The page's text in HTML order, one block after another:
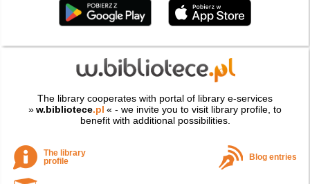
The library cooperates with portal of library e-services
»w.bibliotece.pl « - we invite you to visit library profile, to
benefit with additional possibilities.
The library
profile
Blog entries